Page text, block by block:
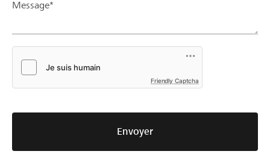
Message*
Friendly Captcha
Envoyer